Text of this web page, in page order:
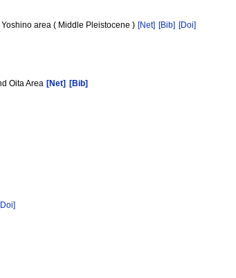
area ( Middle Pleistocene ) [Net] [Bib] [Doi]
Oita Area [Net]
[Bib]